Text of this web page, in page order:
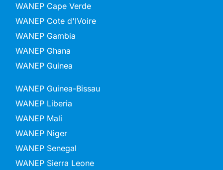
WANEP Cape Verde
WANEP Cote d'IVoire
WANEP Gambia
WANEP Ghana
WANEP Guinea
WANEP Guinea-Bissau
WANEP Liberia
WANEP Mali
WANEP Niger
WANEP Senegal
WANEP Sierra Leone